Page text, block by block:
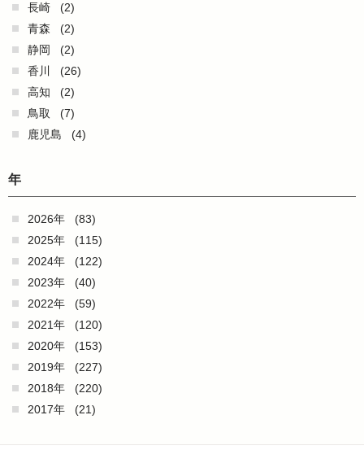
長崎
(2)
青森
(2)
静岡
(2)
香川
(26)
高知
(2)
鳥取
(7)
鹿児島
(4)
年
2026年
(83)
2025年
(115)
2024年
(122)
2023年
(40)
2022年
(59)
2021年
(120)
2020年
(153)
2019年
(227)
2018年
(220)
2017年
(21)